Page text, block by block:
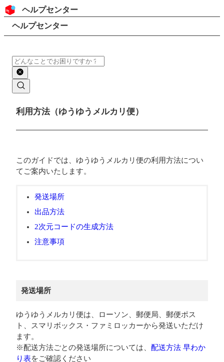
コンテンツにスキップ
ヘッダー
ヘルプセンター
検索
パンくずリスト
ヘルプセンター
検索
メインコンテンツ
利用方法（ゆうゆうメルカリ便）
このガイドでは、ゆうゆうメルカリ便の利用方法につい
てご案内いたします。
発送場所
出品方法
2次元コードの生成方法
注意事項
発送場所
ゆうゆうメルカリ便は、ローソン、郵便局、郵便ポス
ト、スマリボックス・ファミロッカーから発送いただけ
ます。
※配送方法ごとの発送場所については、 配送方法 早わか
り表をご確認ください